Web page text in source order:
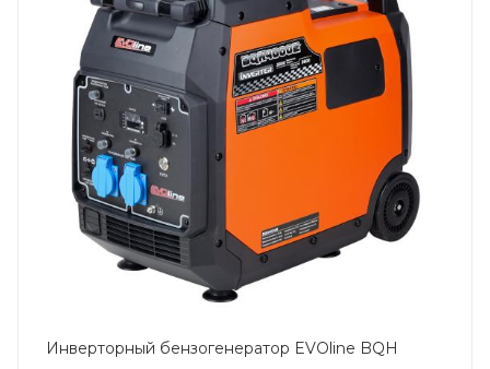
Инверторный бензогенератор EVOline BQH